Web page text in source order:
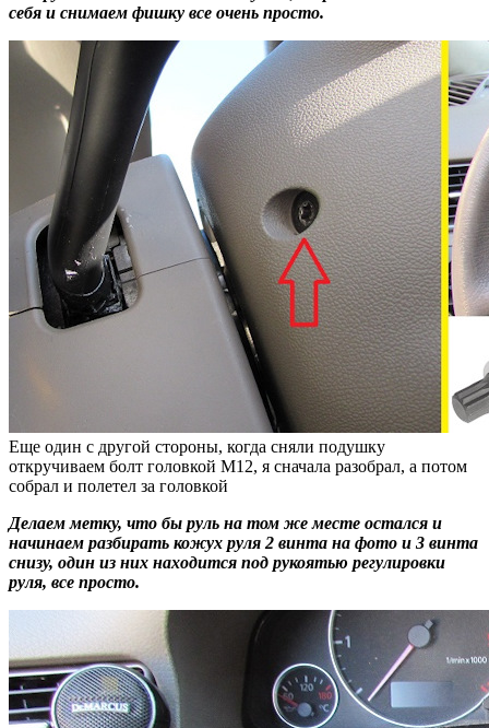
себя и снимаем фишку все очень просто.
Еще один с другой стороны, когда сняли подушку
откручиваем болт головкой М12, я сначала разобрал, а потом
собрал и полетел за головкой
Делаем метку, что бы руль на том же месте остался и
начинаем разбирать кожух руля 2 винта на фото и 3 винта
снизу, один из них находится под рукоятью регулировки
руля, все просто.